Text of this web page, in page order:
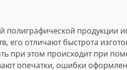
продукции
отличают быстрота
при этом происходит при
опечатки, ошибки